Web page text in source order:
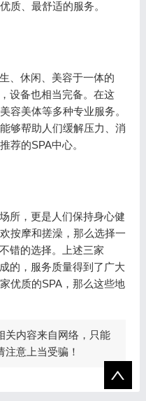
质、最舒适的服务。
、休闲、美容于一体的
设备也相当完备。在这
容美体等多种专业服务。
够帮助人们缓解压力、消
荐的SPA中心。
所，更是人们保持身心健
按摩和搓澡，那么选择一
错的选择。上述三家
的，服务质量得到了广大
优质的SPA，那么这些地
关内容来自网络，只能
意上当受骗！